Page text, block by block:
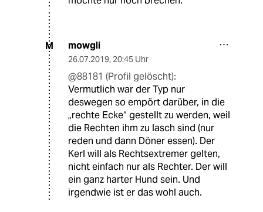
M mowgli
26.07.2019, 20:45 Uhr
@88181 (Profil gelöscht):
Vermutlich war der Typ nur
deswegen so empört darüber, in die
„rechte Ecke“ gestellt zu werden, weil
die Rechten ihm zu lasch sind (nur
reden und dann Döner essen). Der
Kerl will als Rechtsextremer gelten,
nicht einfach nur als Rechter. Der will
ein ganz harter Hund sein. Und
irgendwie ist er das wohl auch.